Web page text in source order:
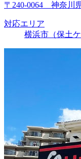
〒240-0064 神奈川
対応エリア
横浜市（保土